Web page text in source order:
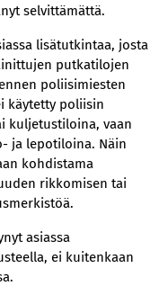
selvittämättä.
lisätutkintaa, josta
putkatilojen
poliisimiesten
käytetty poliisin
kuljetustiloina, vaan
ja lepotiloina. Näin
kohdistama
rikkomisen tai
asiassa
ei kuitenkaan